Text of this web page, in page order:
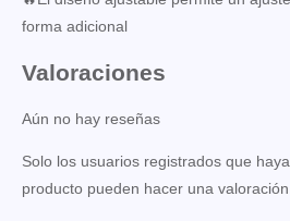
forma adicional
Valoraciones
Aún no hay reseñas
Solo los usuarios registrados que
producto pueden hacer una valoración.